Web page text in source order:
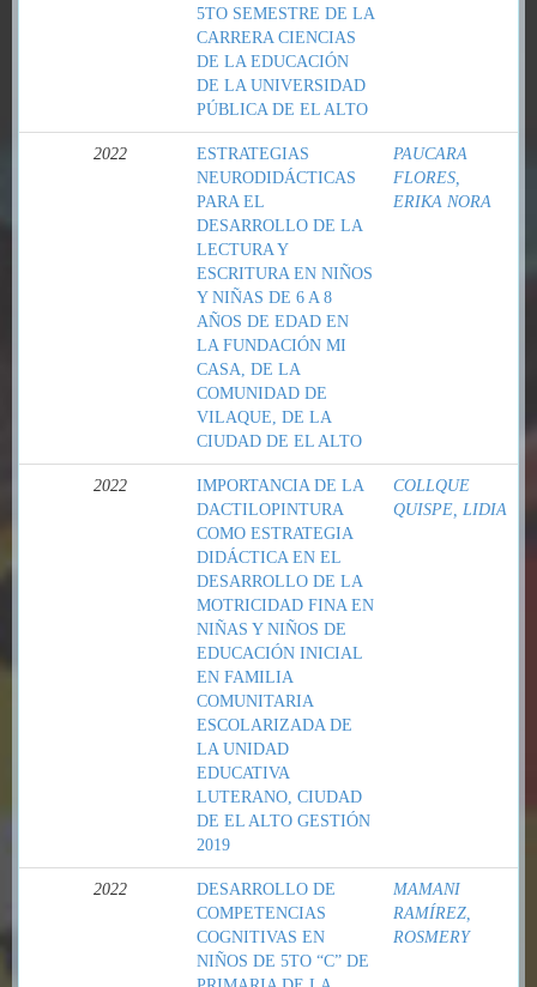
5TO SEMESTRE DE LA
CARRERA CIENCIAS
DE LA EDUCACIÓN
DE LA UNIVERSIDAD
PÚBLICA DE EL ALTO
2022
ESTRATEGIAS
NEURODIDÁCTICAS
PARA EL
DESARROLLO DE LA
LECTURA Y
ESCRITURA EN NIÑOS
Y NIÑAS DE 6 A 8
AÑOS DE EDAD EN
LA FUNDACIÓN MI
CASA, DE LA
COMUNIDAD DE
VILAQUE, DE LA
CIUDAD DE EL ALTO
PAUCARA
FLORES,
ERIKA NORA
2022
IMPORTANCIA DE LA
DACTILOPINTURA
COMO ESTRATEGIA
DIDÁCTICA EN EL
DESARROLLO DE LA
MOTRICIDAD FINA EN
NIÑAS Y NIÑOS DE
EDUCACIÓN INICIAL
EN FAMILIA
COMUNITARIA
ESCOLARIZADA DE
LA UNIDAD
EDUCATIVA
LUTERANO, CIUDAD
DE EL ALTO GESTIÓN
2019
COLLQUE
QUISPE, LIDIA
2022
DESARROLLO DE
COMPETENCIAS
COGNITIVAS EN
NIÑOS DE 5TO “C” DE
MAMANI
RAMÍREZ,
ROSMERY